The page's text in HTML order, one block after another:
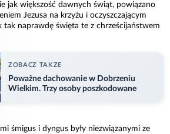
jak większość dawnych świąt, powiązano
Jezusa na krzyżu i oczyszczającym
tak naprawdę święta te z chrześcijaństwem
ZOBACZ TAKZE
Poważne dachowanie w Dobrzeniu
Wielkim. Trzy osoby poszkodowane
śmigus i dyngus były niezwiązanymi ze